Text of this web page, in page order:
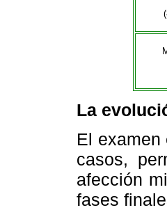
La
El
casos,
afección
fases